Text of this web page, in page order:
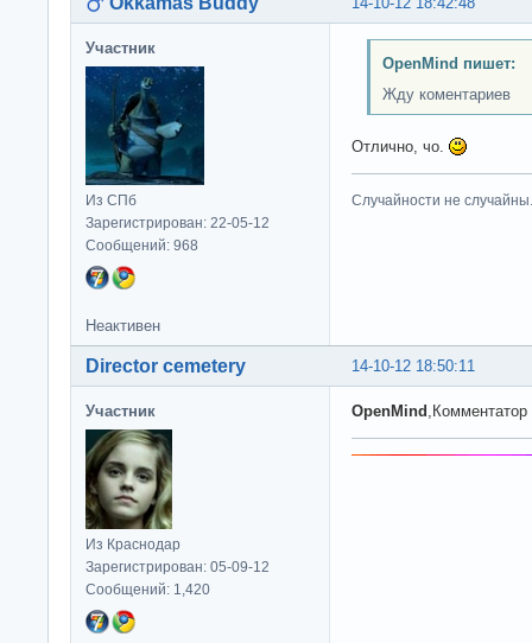
Участник
Из СПб
Зарегистрирован: 22-05-12
Сообщений: 968
OpenMind пишет:
Жду коментариев
Отлично, чо.
Случайности не случайны.
Неактивен
14-10-12 18:50:11
Director cemetery
Участник
Из Краснодар
Зарегистрирован: 05-09-12
Сообщений: 1,420
OpenMind